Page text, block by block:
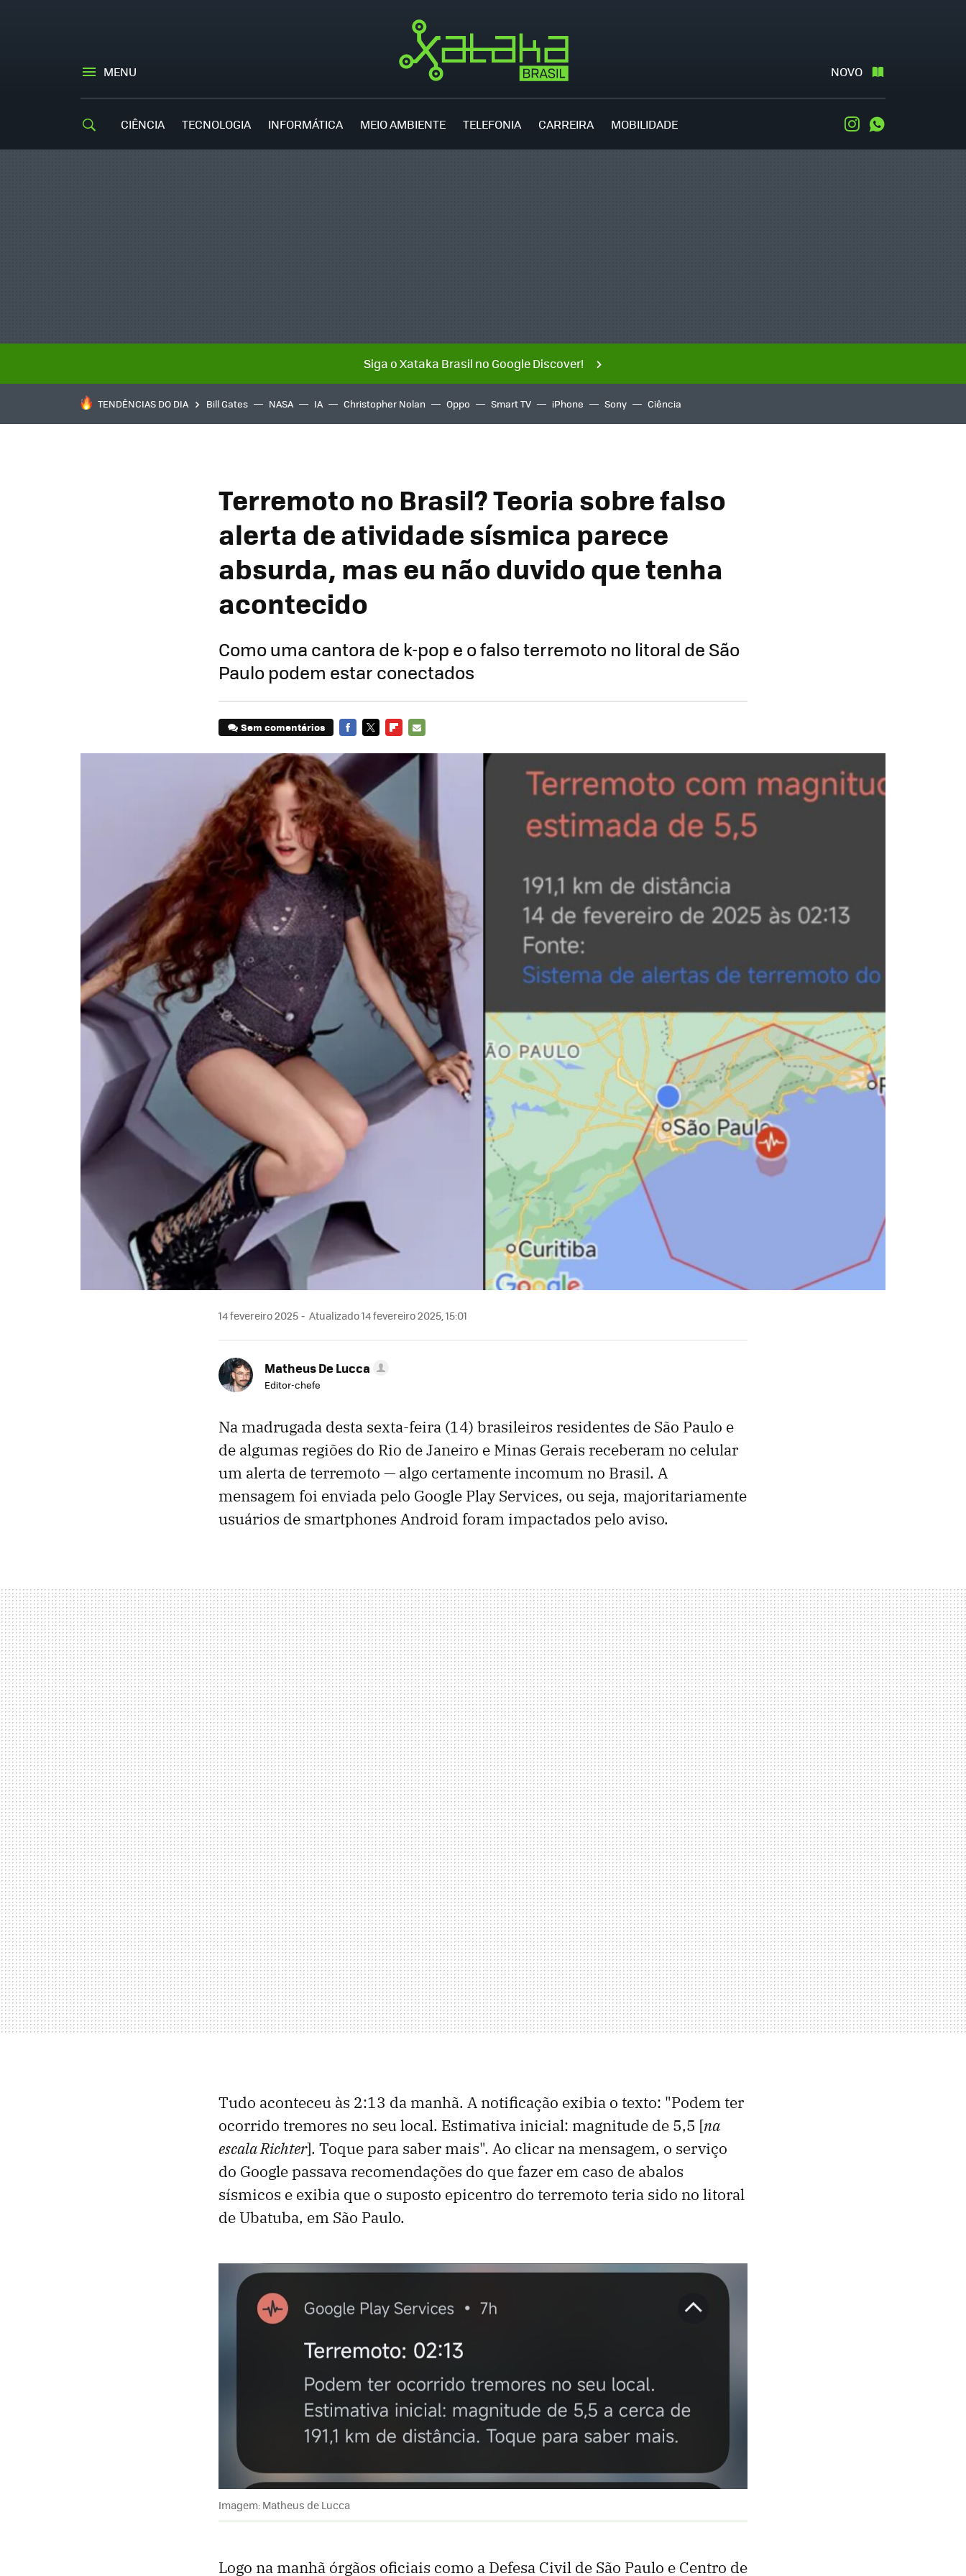
MENU NOVO
CIÊNCIA TECNOLOGIA INFORMÁTICA MEIO AMBIENTE TELEFONIA CARREIRA MOBILIDADE Instagram
Siga o Xataka Brasil no Google Discover!
TENDÊNCIAS DO DIA Bill Gates NASA IA Christopher Nolan Oppo Smart TV iPhone Sony Ciência
Terremoto no Brasil? Teoria sobre falso
alerta de atividade sísmica parece
absurda, mas eu não duvido que tenha
acontecido
Como uma cantora de k-pop e o falso terremoto no litoral de São
Paulo podem estar conectados
Sem comentários
MAIL
14 fevereiro 2025 Atualizado 14 fevereiro 2025, 15:01
Matheus De Lucca
Editor-chefe
Na madrugada desta sexta-feira (14) brasileiros residentes de São Paulo e
de algumas regiões do Rio de Janeiro e Minas Gerais receberam no celular
um alerta de terremoto — algo certamente incomum no Brasil. A
mensagem foi enviada pelo Google Play Services, ou seja, majoritariamente
usuários de smartphones Android foram impactados pelo aviso.
Tudo aconteceu às 2:13 da manhã. A notificação exibia o texto: "Podem ter
ocorrido tremores no seu local. Estimativa inicial: magnitude de 5,5 [na
escala Richter]. Toque para saber mais". Ao clicar na mensagem, o serviço
do Google passava recomendações do que fazer em caso de abalos
sísmicos e exibia que o suposto epicentro do terremoto teria sido no litoral
de Ubatuba, em São Paulo.
Imagem: Matheus de Lucca
Logo na manhã órgãos oficiais como a Defesa Civil de São Paulo e Centro de